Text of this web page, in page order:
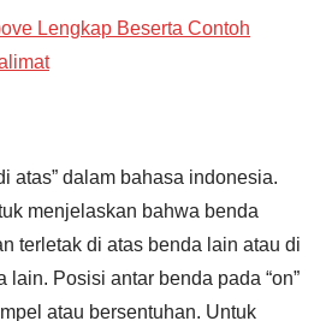
Lengkap Beserta Contoh
atas” dalam bahasa indonesia.
menjelaskan bahwa benda
terletak di atas benda lain atau di
lain. Posisi antar benda pada “on”
atau bersentuhan. Untuk